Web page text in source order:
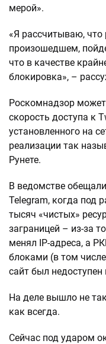
мерой».
«Я рассчитываю, что
произошедшем,
что в качестве
блокировка», –
Роскомнадзор
скорость доступа к
установленного на
реализации так
Рунете.
В ведомстве
Telegram, когда под
тысяч «чистых»
заграницей – из-за
менял IP-адреса, а
блоками (в том
сайт был недоступен
На деле вышло не
как всегда.
Сейчас под ударом